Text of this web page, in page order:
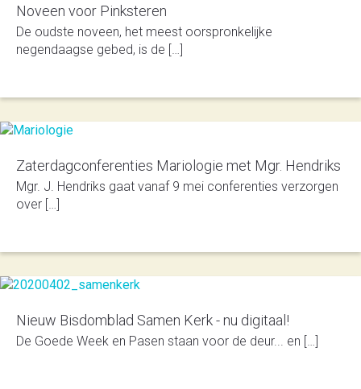
Noveen voor Pinksteren
De oudste noveen, het meest oorspronkelijke
negendaagse gebed, is de […]
Zaterdagconferenties Mariologie met Mgr. Hendriks
Mgr. J. Hendriks gaat vanaf 9 mei con­fe­ren­ties ver­zorgen
over […]
Nieuw Bisdomblad Samen Kerk - nu digitaal!
De Goede Week en Pasen staan voor de deur... en […]